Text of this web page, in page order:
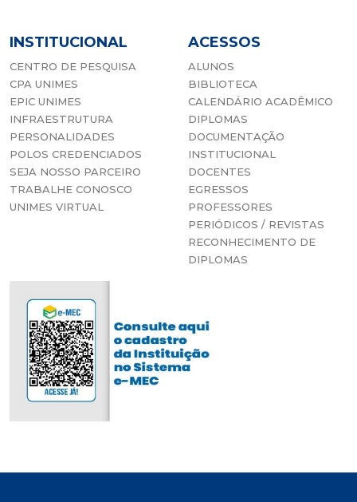
INSTITUCIONAL
CENTRO DE PESQUISA
CPA UNIMES
EPIC UNIMES
INFRAESTRUTURA
PERSONALIDADES
POLOS CREDENCIADOS
SEJA NOSSO PARCEIRO
TRABALHE CONOSCO
UNIMES VIRTUAL
ACESSOS
ALUNOS
BIBLIOTECA
CALENDÁRIO ACADÊMICO
DIPLOMAS
DOCUMENTAÇÃO
INSTITUCIONAL
DOCENTES
EGRESSOS
PROFESSORES
PERIÓDICOS / REVISTAS
RECONHECIMENTO DE
DIPLOMAS